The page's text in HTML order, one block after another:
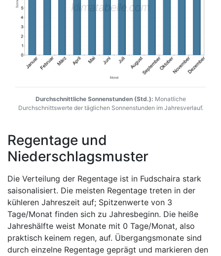
Durchschnittliche Sonnenstunden (Std.): Monatliche
Durchschnittswerte der täglichen Sonnenstunden im Jahresverlauf.
Regentage und
Niederschlagsmuster
Die Verteilung der Regentage ist in Fudschaira stark
saisonalisiert. Die meisten Regentage treten in der
kühleren Jahreszeit auf; Spitzenwerte von 3
Tage/Monat finden sich zu Jahresbeginn. Die heiße
Jahreshälfte weist Monate mit 0 Tage/Monat, also
praktisch keinem regen, auf. Übergangsmonate sind
durch einzelne Regentage geprägt und markieren den